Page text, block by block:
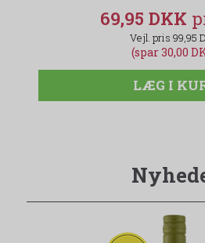
69,95 DKK
99,95
(spar 30,00
LÆG I